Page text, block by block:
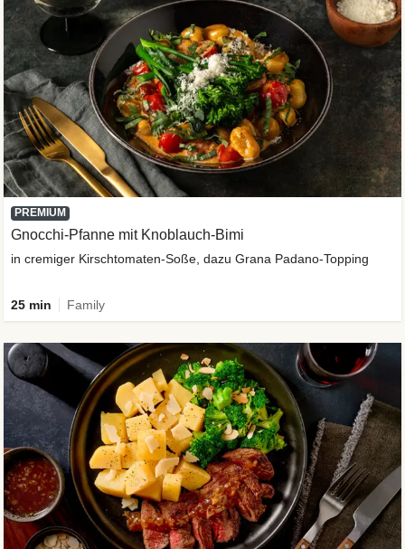
PREMIUM
Gnocchi-Pfanne mit Knoblauch-Bimi
in cremiger Kirschtomaten-Soße, dazu Grana Padano-Topping
25 min Family